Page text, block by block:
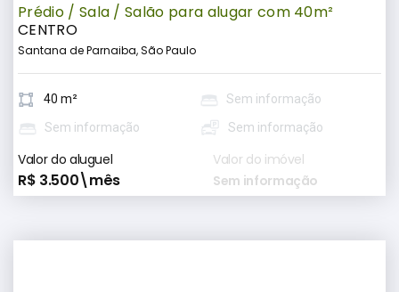
Prédio / Sala / Salão para alugar com 40m²
CENTRO
Santana de Parnaiba, São Paulo
40 m²
Sem informação
Sem informação
Sem informação
Valor do aluguel
R$ 3.500\mês
Valor do imóvel
Sem informação